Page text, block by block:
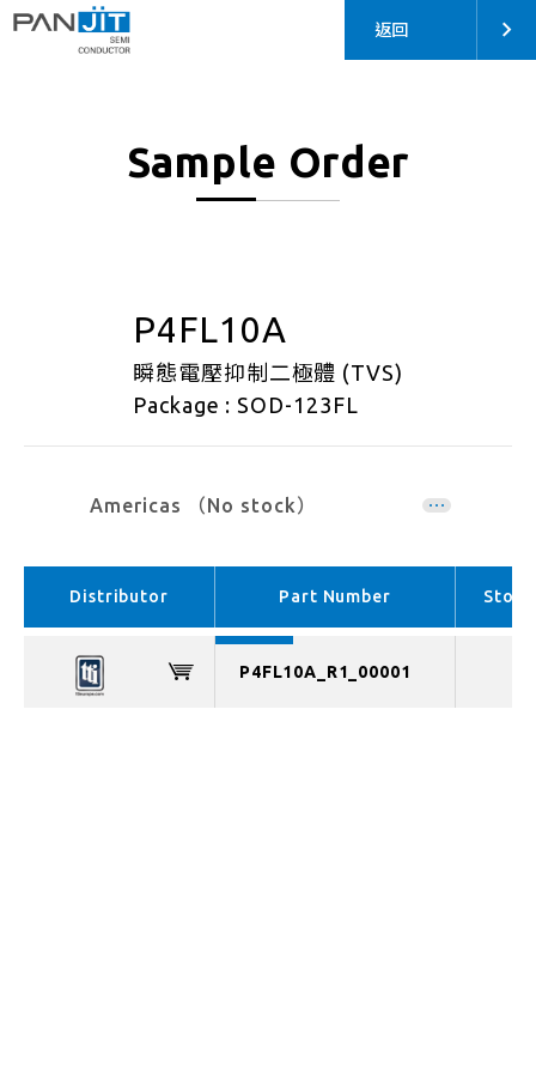
返回
Sample Order
P4FL10A
瞬態電壓抑制二極體 (TVS)
Package : SOD-123FL
Americas （No stock）
APAC （No stock）
Distributor Part Number Stock
P4FL10A_R1_00001